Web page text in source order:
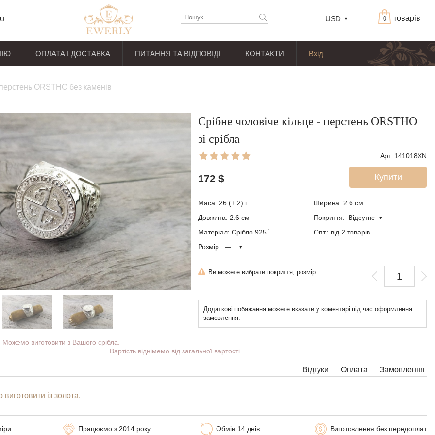
товарів
0
USD
ОПЛАТА І ДОСТАВКА ПИТАННЯ ТА ВІДПОВІДІ КОНТАКТИ Вхід
ORSTHO без каменів
Срібне чоловіче кільце - перстень ORSTHO
зі срібла
Арт. 141018XN
Купити
172 $
Маса: 26 (± 2) г Ширина: 2.6 см
Довжина: 2.6 см
Покриття:
Матеріал: Срібло 925 ̊
Опт.: від 2 товарів
Розмір:
Ви можете вибрати покриття, розмір.
Додаткові побажання можете вказати у коментарі під час оформлення
замовлення.
Можемо виготовити з Вашого срібла.
Вартість віднімемо від загальної вартості.
Відгуки Замовлення
Оплата
із золота.
Обмін 14 днів Виготовлення без передоплат
Працюємо з 2014 року